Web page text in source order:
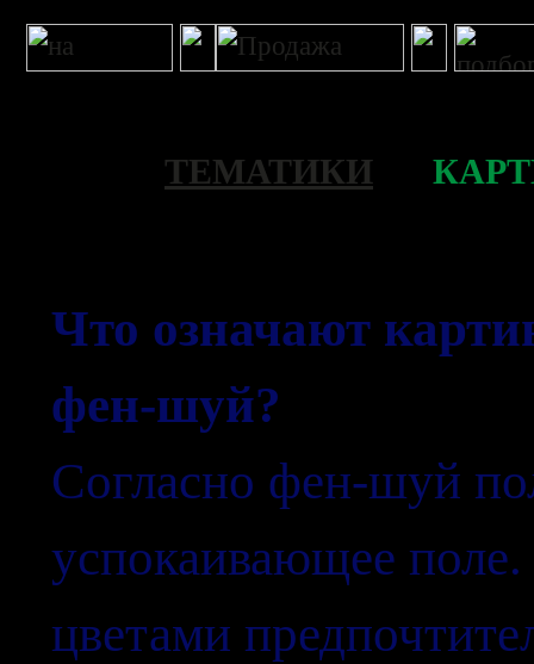
ТЕМАТИКИ
Что означают
фен-шуй?
Согласно фен-шуй
успокаивающее
цветами